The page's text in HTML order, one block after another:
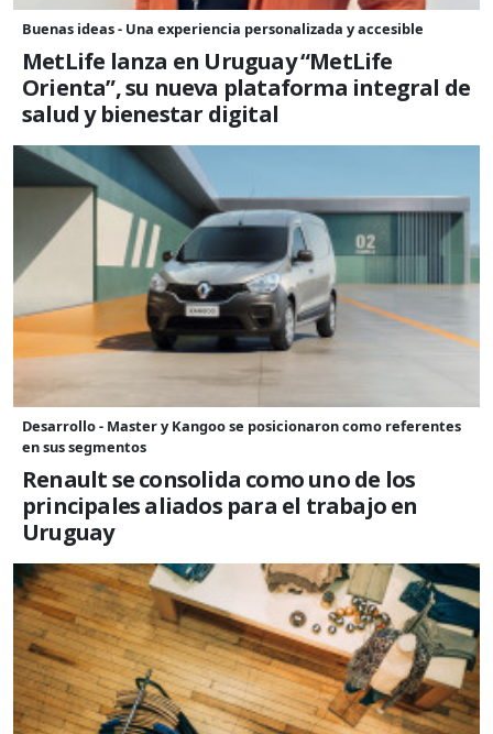
Buenas ideas - Una experiencia personalizada y accesible
MetLife lanza en Uruguay “MetLife
Orienta”, su nueva plataforma integral de
salud y bienestar digital
Desarrollo - Master y Kangoo se posicionaron como referentes
en sus segmentos
Renault se consolida como uno de los
principales aliados para el trabajo en
Uruguay